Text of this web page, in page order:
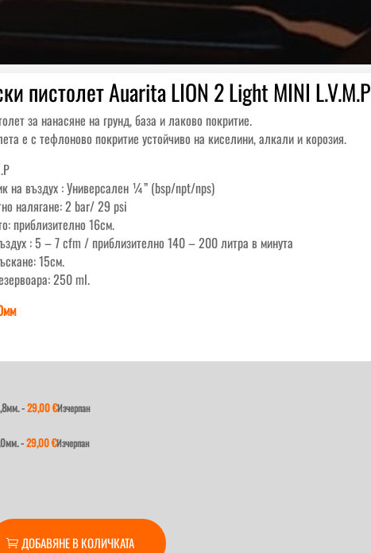
пистолет Auarita LION 2 Light MINI L.V.M.P
за нанасяне на грунд, база и лаково покритие.
е с тефлоново покритие устойчиво на киселини, алкали и корозия.
на въздух : Универсален ¼” (bsp/npt/nps)
налягане: 2 bar/ 29 psi
приблизително 16см.
: 5 – 7 cfm / приблизително 140 – 200 литра в минута
15см.
250 ml.
-29,00€Изчерпан
-29,00€Изчерпан
ДОБАВЯНЕ В КОЛИЧКАТА